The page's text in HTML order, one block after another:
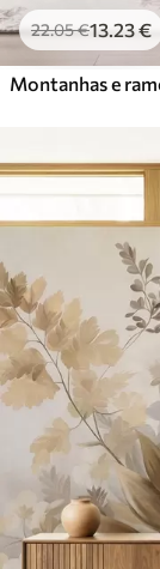
22.05€13.23€